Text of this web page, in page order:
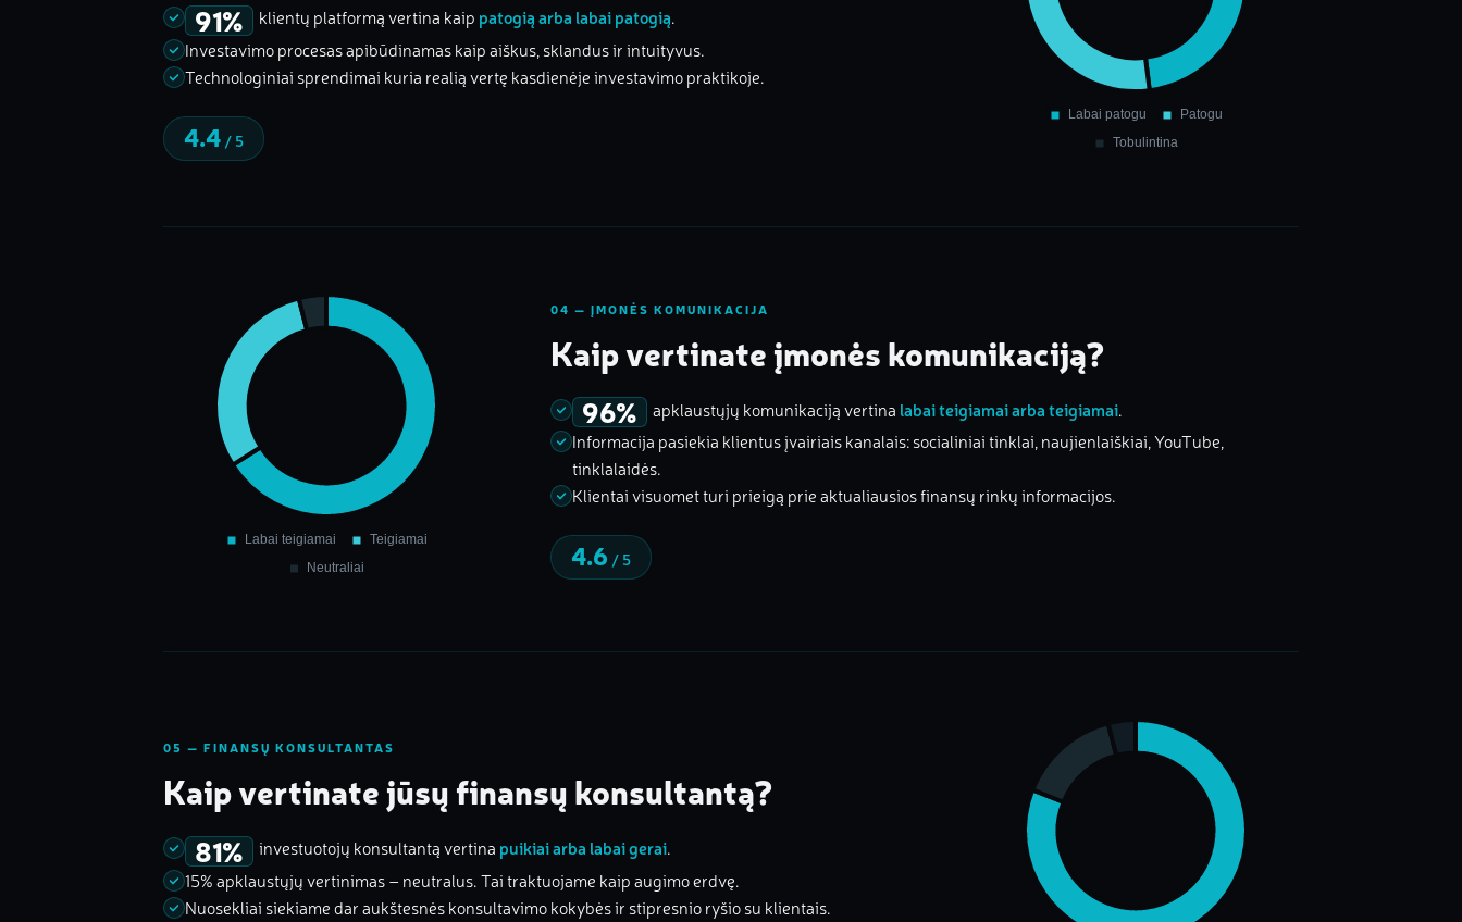
91% klientų platformą vertina kaip patogią arba labai patogią.
Investavimo procesas apibūdinamas kaip aiškus, sklandus ir intuityvus.
Technologiniai sprendimai kuria realią vertę kasdienėje investavimo praktikoje.
4.4 / 5
04 — ĮMONĖS KOMUNIKACIJA
Kaip vertinate įmonės komunikaciją?
96% apklaustųjų komunikaciją vertina labai teigiamai arba teigiamai.
Informacija pasiekia klientus įvairiais kanalais: socialiniai tinklai, naujienlaiškiai, YouTube,
tinklalaidės.
Klientai visuomet turi prieigą prie aktualiausios finansų rinkų informacijos.
4.6 / 5
05 — FINANSŲ KONSULTANTAS
Kaip vertinate jūsų finansų konsultantą?
81% investuotojų konsultantą vertina puikiai arba labai gerai.
15% apklaustųjų vertinimas – neutralus. Tai traktuojame kaip augimo erdvę.
Nuosekliai siekiame dar aukštesnės konsultavimo kokybės ir stipresnio ryšio su klientais.